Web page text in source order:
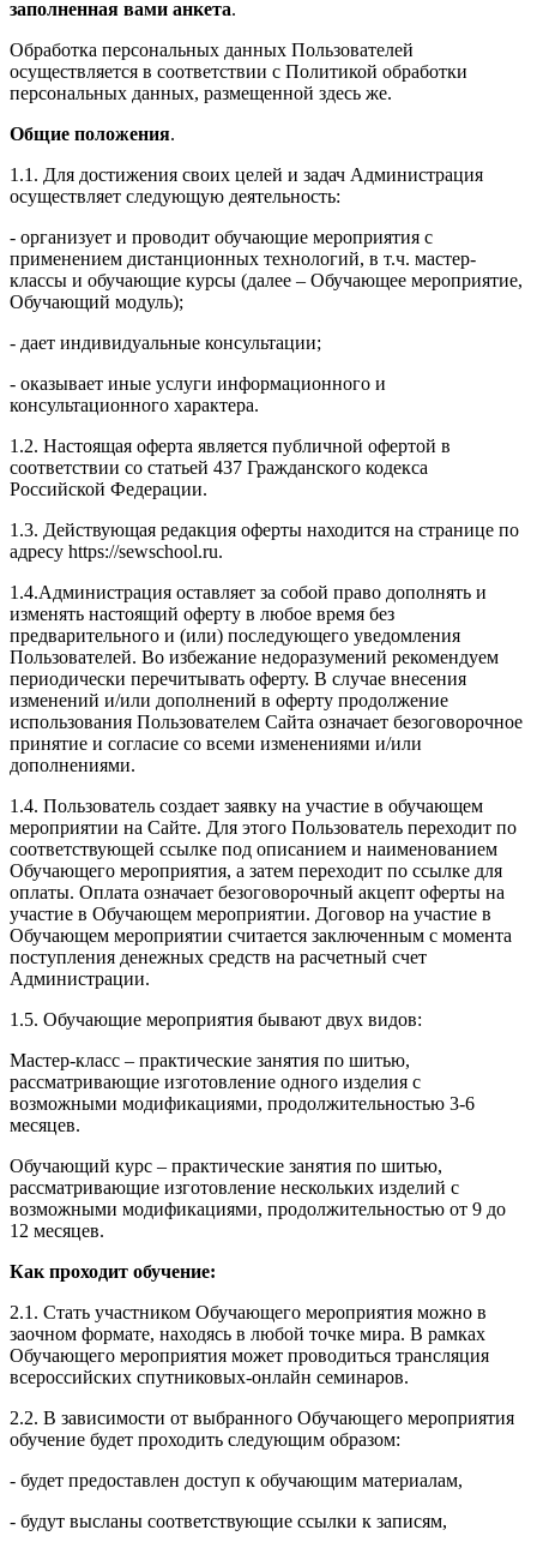
заполненная вами анкета.
Обработка персональных данных Пользователей
осуществляется в соответствии с Политикой обработки
персональных данных, размещенной здесь же.
Общие положения.
1.1. Для достижения своих целей и задач Администрация
осуществляет следующую деятельность:
- организует и проводит обучающие мероприятия с
применением дистанционных технологий, в т.ч. мастер-
классы и обучающие курсы (далее – Обучающее мероприятие,
Обучающий модуль);
- дает индивидуальные консультации;
- оказывает иные услуги информационного и
консультационного характера.
1.2. Настоящая оферта является публичной офертой в
соответствии со статьей 437 Гражданского кодекса
Российской Федерации.
1.3. Действующая редакция оферты находится на странице по
адресу https://sewschool.ru.
1.4.Администрация оставляет за собой право дополнять и
изменять настоящий оферту в любое время без
предварительного и (или) последующего уведомления
Пользователей. Во избежание недоразумений рекомендуем
периодически перечитывать оферту. В случае внесения
изменений и/или дополнений в оферту продолжение
использования Пользователем Сайта означает безоговорочное
принятие и согласие со всеми изменениями и/или
дополнениями.
1.4. Пользователь создает заявку на участие в обучающем
мероприятии на Сайте. Для этого Пользователь переходит по
соответствующей ссылке под описанием и наименованием
Обучающего мероприятия, а затем переходит по ссылке для
оплаты. Оплата означает безоговорочный акцепт оферты на
участие в Обучающем мероприятии. Договор на участие в
Обучающем мероприятии считается заключенным с момента
поступления денежных средств на расчетный счет
Администрации.
1.5. Обучающие мероприятия бывают двух видов:
Мастер-класс – практические занятия по шитью,
рассматривающие изготовление одного изделия с
возможными модификациями, продолжительностью 3-6
месяцев.
Обучающий курс – практические занятия по шитью,
рассматривающие изготовление нескольких изделий с
возможными модификациями, продолжительностью от 9 до
12 месяцев.
Как проходит обучение:
2.1. Стать участником Обучающего мероприятия можно в
заочном формате, находясь в любой точке мира. В рамках
Обучающего мероприятия может проводиться трансляция
всероссийских спутниковых-онлайн семинаров.
2.2. В зависимости от выбранного Обучающего мероприятия
обучение будет проходить следующим образом:
- будет предоставлен доступ к обучающим материалам,
- будут высланы соответствующие ссылки к записям,